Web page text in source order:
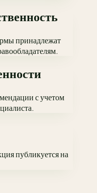
принадлежат
с учетом
публикуется на